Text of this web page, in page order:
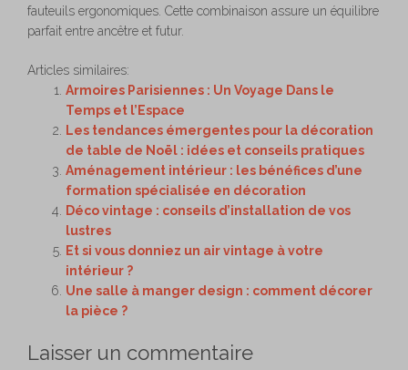
fauteuils ergonomiques. Cette combinaison assure un équilibre
parfait entre ancêtre et futur.
Articles similaires:
Armoires Parisiennes : Un Voyage Dans le
Temps et l’Espace
Les tendances émergentes pour la décoration
de table de Noël : idées et conseils pratiques
Aménagement intérieur : les bénéfices d’une
formation spécialisée en décoration
Déco vintage : conseils d’installation de vos
lustres
Et si vous donniez un air vintage à votre
intérieur ?
Une salle à manger design : comment décorer
la pièce ?
Laisser un commentaire